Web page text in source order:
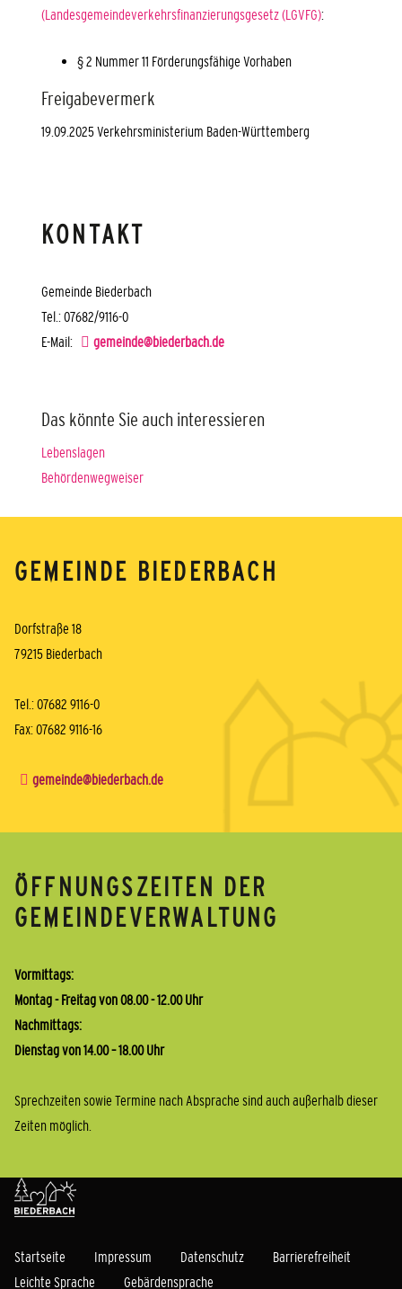
(Landesgemeindeverkehrsfinanzierungsgesetz (LGVFG):
§ 2 Nummer 11 Förderungsfähige Vorhaben
Freigabevermerk
19.09.2025Verkehrsministerium Baden-Württemberg
KONTAKT
Gemeinde Biederbach
Tel.: 07682/9116-0
E-Mail:
gemeinde@biederbach.de
Das könnte Sie auch interessieren
Lebenslagen
Behördenwegweiser
GEMEINDE BIEDERBACH
Dorfstraße 18
79215 Biederbach
Tel.: 07682 9116-0
Fax: 07682 9116-16
gemeinde@biederbach.de
ÖFFNUNGSZEITEN DER
GEMEINDEVERWALTUNG
Vormittags:
Montag - Freitag von 08.00 - 12.00 Uhr
Nachmittags:
Dienstag von 14.00 – 18.00 Uhr
Sprechzeiten sowie Termine nach Absprache sind auch außerhalb dieser
Zeiten möglich.
Startseite Impressum Datenschutz
Barrierefreiheit
Leichte Sprache
Gebärdensprache